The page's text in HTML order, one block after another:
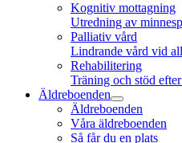
Kognitiv mottagning
Utredning av
Palliativ vård
Lindrande vård vid
Rehabilitering
Träning och stöd
Äldreboenden
Äldreboenden
Våra äldreboenden
Så får du en plats